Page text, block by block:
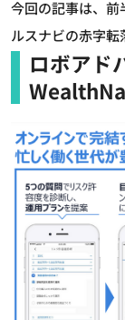
今回の記事は、前
ルスナビの赤字転
ロボアド